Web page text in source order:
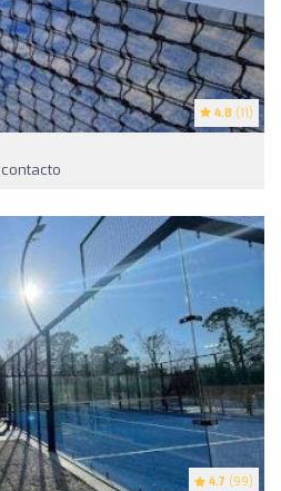
4.8 (11)
4.7 (99)